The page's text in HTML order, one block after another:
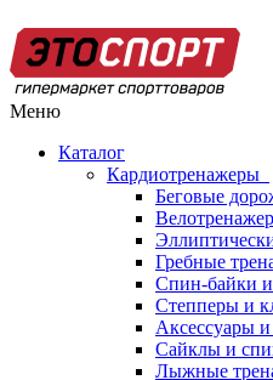
Меню
Каталог
Кардиотренажеры
Беговые
Гребные
Спин-байки
Степперы и
Аксессуары
Сайклы и
Лыжные